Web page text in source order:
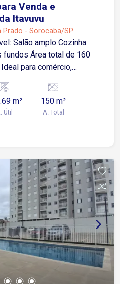
Venda e
Itavuvu
- Sorocaba/SP
fundos Área total de 160
de veículos e
comércios,
m²
Útil
150 m²
A. Total